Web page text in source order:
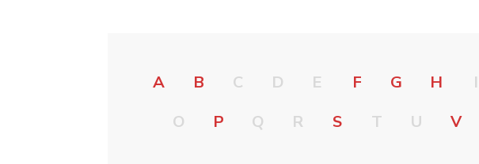
A B C D E F G H I
O
P Q R S T U V